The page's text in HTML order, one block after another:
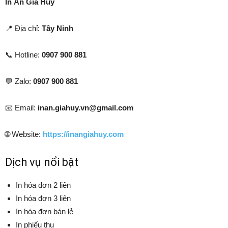
In Ấn Gia Huy
📍 Địa chỉ: Tây Ninh
📞 Hotline: 0907 900 881
💬 Zalo: 0907 900 881
📧 Email: inan.giahuy.vn@gmail.com
🌐 Website: https://inangiahuy.com
Dịch vụ nổi bật
In hóa đơn 2 liên
In hóa đơn 3 liên
In hóa đơn bán lẻ
In phiếu thu